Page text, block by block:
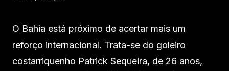
O Bahia está próximo de acertar mais um
reforço internacional. Trata-se do goleiro
costarriquenho Patrick Sequeira, de 26 anos,